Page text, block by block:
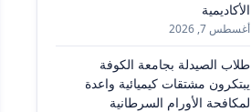
الأكاديمية
أغسطس 7, 2026
طلاب الصيدلة بجامعة الكوفة
يبتكرون مشتقات كيميائية واعدة
لمكافحة الأورام السرطانية